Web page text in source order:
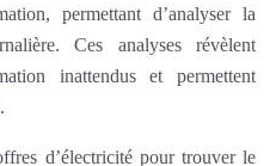
permettant d’analyser la
Ces analyses révèlent
inattendus et permettent
d’électricité pour trouver le